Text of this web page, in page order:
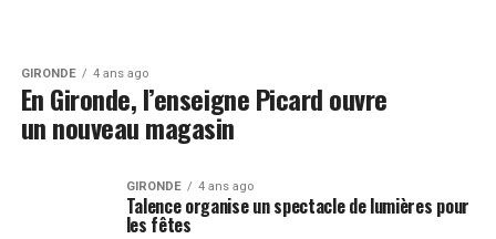
GIRONDE 4 ans ago
En Gironde, l’enseigne Picard ouvre
un nouveau magasin
GIRONDE 4 ans ago
Talence organise un spectacle de lumières pour
les fêtes